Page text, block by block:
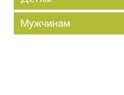
Мужчинам